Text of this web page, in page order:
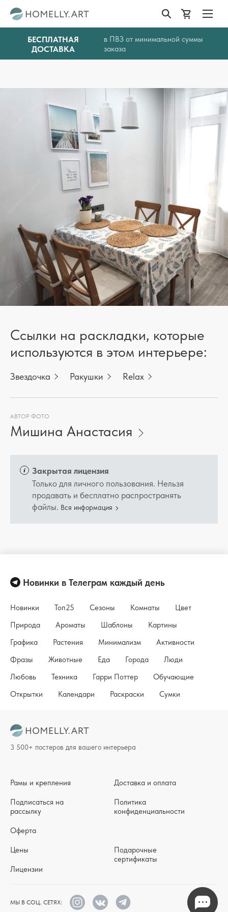
БЕСПЛАТНАЯ
ДОСТАВКА
в ПВЗ от минимальной суммы
заказа
Ссылки на раскладки, которые
используются в этом интерьере:
Звездочка Ракушки Relax
АВТОР ФОТО
Мишина Анастасия
Закрытая лицензия
Только для личного пользования. Нельзя
продавать и бесплатно распространять
файлы. Вся информация
Новинки в Телеграм каждый день
Новинки Топ25 Сезоны Комнаты
Цвет
Природа
Ароматы Шаблоны
Картины
Графика
Растения Минимализм
Активности
Фразы
Животные Еда Города
Люди
Любовь
Техника Гарри Поттер
Обучающие
Открытки
Календари Раскраски Сумки
МЫ В СОЦ. СЕТЯХ:
Рамы и крепления
Подписаться на
рассылку
Оферта
Доставка и оплата
Политика
конфиденциальности
Цены
Лицензии
Подарочные
сертификаты
3 500+ постеров для вашего интерьера